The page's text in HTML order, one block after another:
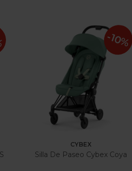
CYBEX
Silla De Paseo Cybex Coya
-10%